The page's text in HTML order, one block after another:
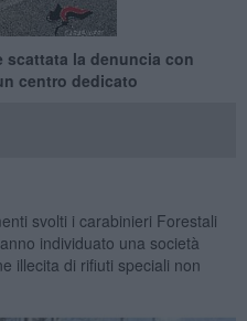
scattata la denuncia con
centro dedicato
svolti i carabinieri Forestali
individuato una società
illecita di rifiuti speciali non